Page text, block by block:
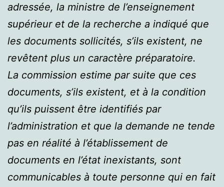
adressée, la ministre de l’enseignement
supérieur et de la recherche a indiqué que
les documents sollicités, s’ils existent, ne
revêtent plus un caractère préparatoire.
La commission estime par suite que ces
documents, s’ils existent, et à la condition
qu’ils puissent être identifiés par
l’administration et que la demande ne tende
pas en réalité à l’établissement de
documents en l’état inexistants, sont
communicables à toute personne qui en fait